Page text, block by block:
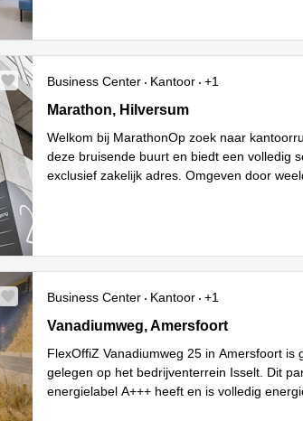
Business Center Kantoor +1
Marathon 2, Hilversum
Marathon, Hilversum
Welkom bij MarathonOp zoek naar
deze bruisende buurt en biedt een volledig
exclusief zakelijk adres. Omgeven door
Business Center Kantoor +1
Vanadiumweg 25, Amersfoort
Vanadiumweg, Amersfoort
FlexOffiZ Vanadiumweg 25 in Amersfoort is
gelegen op het bedrijventerrein Isselt. Dit
energielabel A+++ heeft en is volledig